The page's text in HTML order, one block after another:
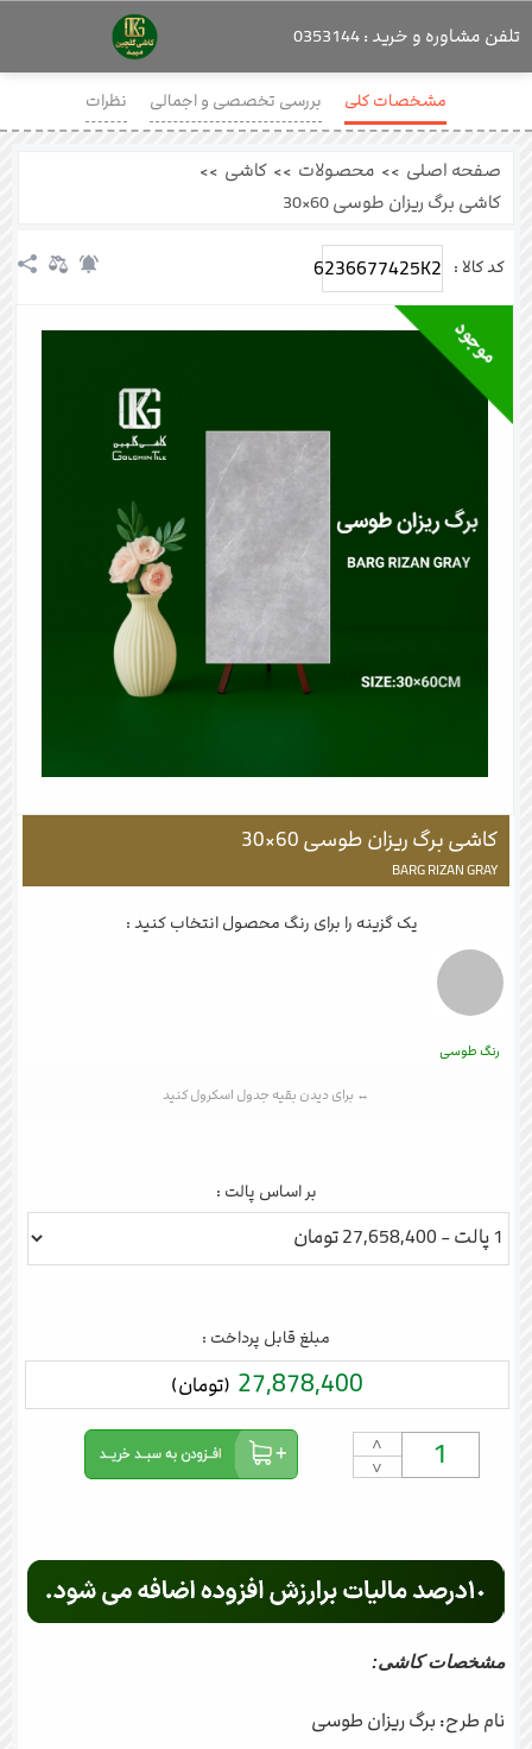
مشخصات کلی بررسی تخصصی و اجمالی نظرات
صفحه اصلی >> محصولات >> کاشی >>
کاشی برگ ریزان طوسی 60×30
کد کالا : 6236677425K2
کاشی برگ ریزان طوسی 60×30
BARG RIZAN GRAY
یک گزینه را برای رنگ محصول انتخاب کنید :
رنگ طوسی
بر اساس پالت :
مبلغ قابل پرداخت :
27,878,400 (تومان)
˄
˅
مشخصات کاشی:
نام طرح: برگ ریزان طوسی
تلفن مشاوره و خرید : 0353144